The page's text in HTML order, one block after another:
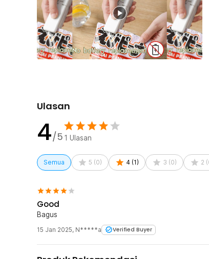
panjang.
Kelengkapan Produk
Rincian yang Anda dapatkan untuk pembelian
1 x TaffHOME Alat Perekat Plastik Portable
Ulasan
4/5 1 Ulasan
Semua 5 (0) 4 (1 ) 3 (0) 2 (
Good
Bagus
15 Jan 2025, N*****a Verified Buyer